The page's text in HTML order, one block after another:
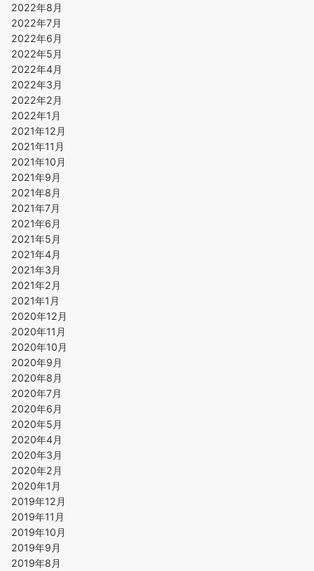
2022年8月
2022年7月
2022年6月
2022年5月
2022年4月
2022年3月
2022年2月
2022年1月
2021年12月
2021年11月
2021年10月
2021年9月
2021年8月
2021年7月
2021年6月
2021年5月
2021年4月
2021年3月
2021年2月
2021年1月
2020年12月
2020年11月
2020年10月
2020年9月
2020年8月
2020年7月
2020年6月
2020年5月
2020年4月
2020年3月
2020年2月
2020年1月
2019年12月
2019年11月
2019年10月
2019年9月
2019年8月